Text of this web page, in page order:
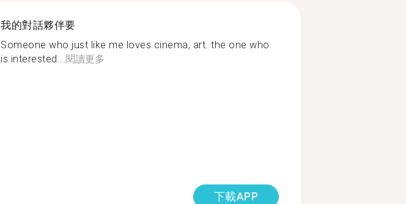
我的對話夥伴要
Someone who just like me loves cinema, art. the one who
is interested...閱讀更多
下載APP